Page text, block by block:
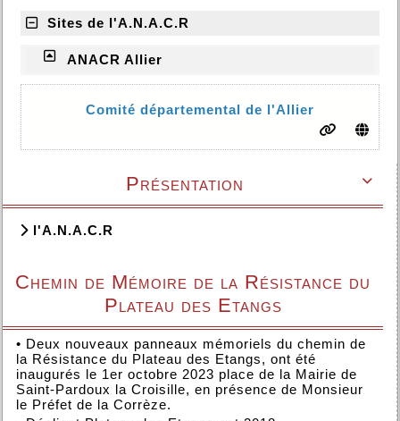

Présentation
l'A.N.A.C.R
Chemin de Mémoire de la Résistance du
Plateau des Etangs
• Deux nouveaux panneaux mémoriels du chemin de
la Résistance du Plateau des Etangs, ont été
inaugurés le 1er octobre 2023 place de la Mairie de
Saint-Pardoux la Croisille, en présence de Monsieur
le Préfet de la Corrèze.
Sites de l'A.N.A.C.R
ANACR Allier
Comité départemental de l'Allier